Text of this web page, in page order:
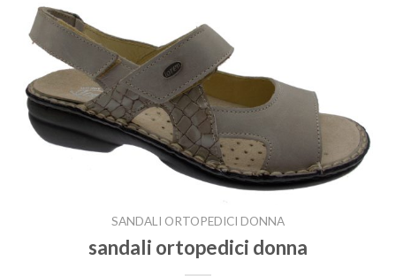
SANDALI ORTOPEDICI DONNA
sandali ortopedici donna